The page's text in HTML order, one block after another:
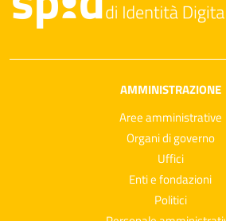
AMMINISTRAZIONE
Aree amministrative
Organi di governo
Uffici
Enti e fondazioni
Politici